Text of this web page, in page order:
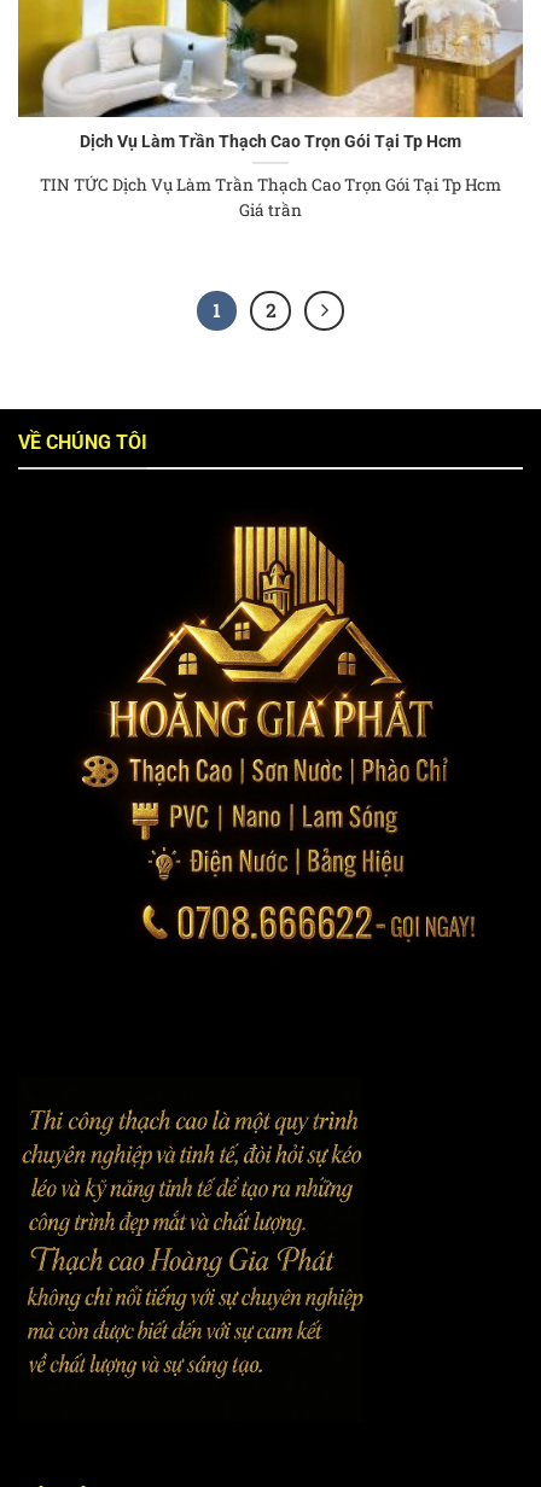
Dịch Vụ Làm Trần Thạch Cao Trọn Gói Tại Tp Hcm
TIN TỨC Dịch Vụ Làm Trần Thạch Cao Trọn Gói Tại Tp Hcm
Giá trần
1 2
VỀ CHÚNG TÔI